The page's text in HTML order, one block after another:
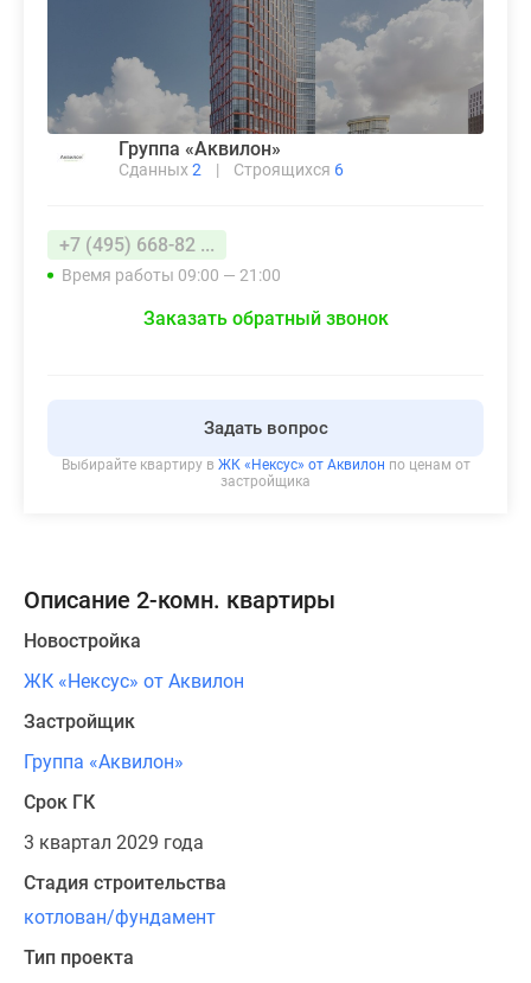
Группа «Аквилон»
Сданных 2 | Строящихся 6
+7 (495) 668-82 ...
Время работы 09:00 — 21:00
Заказать обратный звонок
Задать вопрос
Выбирайте квартиру в ЖК «Нексус» от Аквилон по ценам от
застройщика
Описание 2-комн. квартиры
Новостройка
ЖК «Нексус» от Аквилон
Застройщик
Группа «Аквилон»
Срок ГК
3 квартал 2029 года
Стадия строительства
котлован/фундамент
Тип проекта